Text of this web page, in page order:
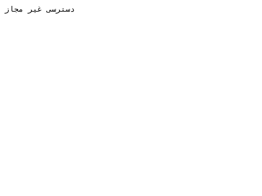
دسترسی غیر مجاز